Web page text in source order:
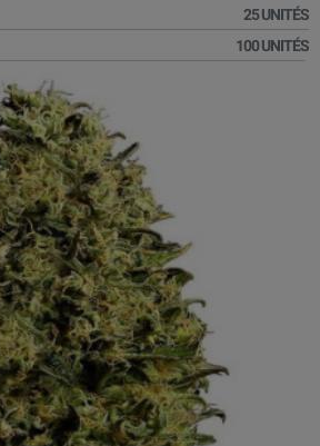
25 UNITÉS
100 UNITÉS